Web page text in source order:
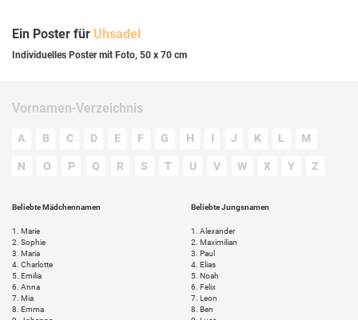
Ein Poster für Uhsadel
Individuelles Poster mit Foto, 50 x 70 cm
Vornamen-Verzeichnis
A B C D E F G H I J K L M
N O P Q R S T U V W X Y Z
Beliebte Mädchennamen
1.
Marie
2. Sophie
3. Maria
4. Charlotte
5. Emilia
6. Anna
7. Mia
8. Emma
Beliebte Jungsnamen
1.
Alexander
2. Maximilian
3. Paul
4. Elias
5. Noah
6. Felix
7. Leon
8. Ben